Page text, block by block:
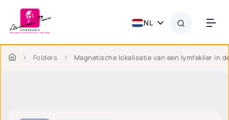
NL
Folders Magnetische lokalisatie van een lymfeklier in